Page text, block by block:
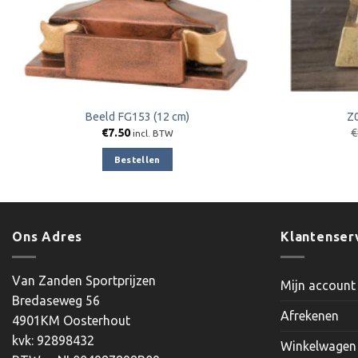
Beeld FG153 (12 cm)
€7.50 incl. BTW
Bestellen
€
Ons Adres
Van Zanden Sportprijzen
Bredaseweg 56
4901KM Oosterhout
kvk: 92898432
Mijn account
Afrekenen
Winkelwagen